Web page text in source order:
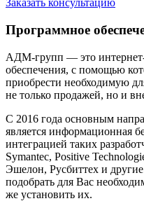
Заказать консультацию
Программное
АДМ-групп — это
обеспечения, с помощью
приобрести необходимую
не только продажей, но и
С 2016 года основным
является информационная
интеграцией таких
Symantec, Positive
Эшелон, Русбиттех и
подобрать для Вас
же установить их.